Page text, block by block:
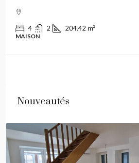
4 2 204.42 m²
MAISON
Nouveautés